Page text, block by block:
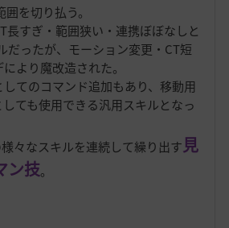
を切り払う。
長すぎ・範囲狭い・連携ぼぼなしと
だったが、モーション変更・CT短
より魔改造された。
てのコマンド追加もあり、移動用
ても使用できる汎用スキルとなっ
々なスキルを連続して繰り出す見
ン技。